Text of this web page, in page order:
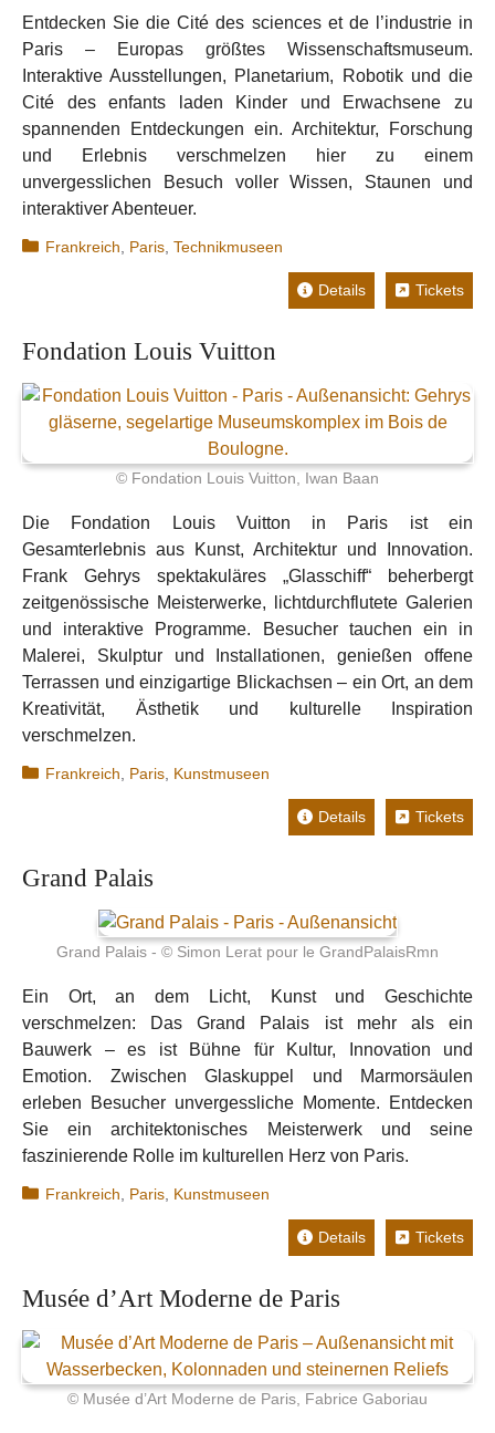
Entdecken Sie die Cité des sciences et de l’industrie in
Paris – Europas größtes Wissenschaftsmuseum.
Interaktive Ausstellungen, Planetarium, Robotik und die
Cité des enfants laden Kinder und Erwachsene zu
spannenden Entdeckungen ein. Architektur, Forschung
und Erlebnis verschmelzen hier zu einem
unvergesslichen Besuch voller Wissen, Staunen und
interaktiver Abenteuer.
Kategorien
Frankreich Paris ,Technikmuseen
Details Tickets
Fondation Louis Vuitton
© Fondation Louis Vuitton, Iwan Baan
Die Fondation Louis Vuitton in Paris ist ein
Gesamterlebnis aus Kunst, Architektur und Innovation.
Frank Gehrys spektakuläres „Glasschiff“ beherbergt
zeitgenössische Meisterwerke, lichtdurchflutete Galerien
und interaktive Programme. Besucher tauchen ein in
Malerei, Skulptur und Installationen, genießen offene
Terrassen und einzigartige Blickachsen – ein Ort, an dem
Kreativität, Ästhetik und kulturelle Inspiration
verschmelzen.
Kategorien
Frankreich Paris Kunstmuseen
Details Tickets
Grand Palais
Grand Palais - © Simon Lerat pour le GrandPalaisRmn
Ein Ort, an dem Licht, Kunst und Geschichte
verschmelzen: Das Grand Palais ist mehr als ein
Bauwerk – es ist Bühne für Kultur, Innovation und
Emotion. Zwischen Glaskuppel und Marmorsäulen
erleben Besucher unvergessliche Momente. Entdecken
Sie ein architektonisches Meisterwerk und seine
faszinierende Rolle im kulturellen Herz von Paris.
Kategorien
Frankreich Paris Kunstmuseen
Details Tickets
Musée d’Art Moderne de Paris
© Musée d’Art Moderne de Paris, Fabrice Gaboriau